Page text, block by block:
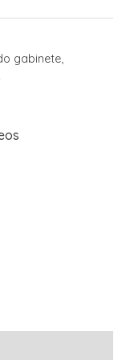
gabinete,